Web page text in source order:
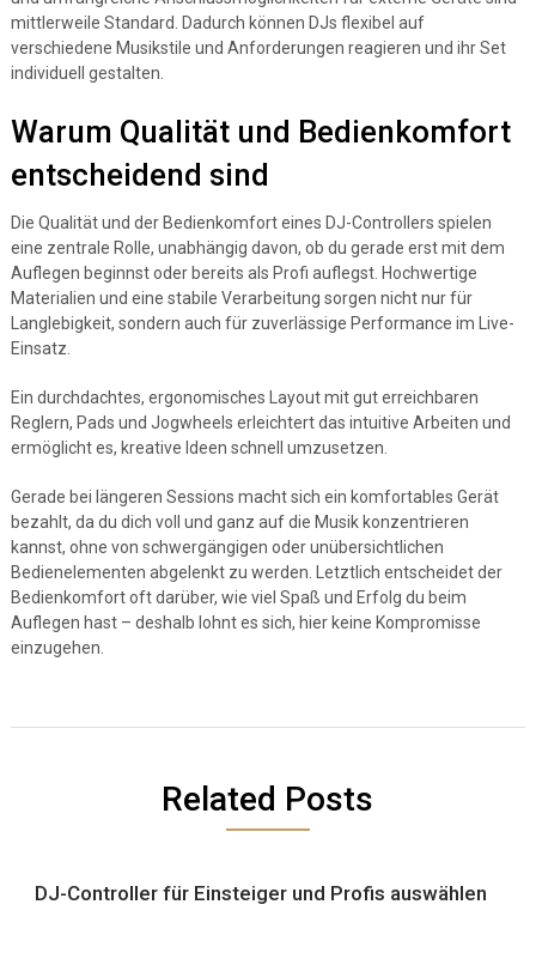
mittlerweile Standard. Dadurch können DJs flexibel auf
verschiedene Musikstile und Anforderungen reagieren und ihr Set
individuell gestalten.
Warum Qualität und Bedienkomfort
entscheidend sind
Die Qualität und der Bedienkomfort eines DJ-Controllers spielen
eine zentrale Rolle, unabhängig davon, ob du gerade erst mit dem
Auflegen beginnst oder bereits als Profi auflegst. Hochwertige
Materialien und eine stabile Verarbeitung sorgen nicht nur für
Langlebigkeit, sondern auch für zuverlässige Performance im Live-
Einsatz.
Ein durchdachtes, ergonomisches Layout mit gut erreichbaren
Reglern, Pads und Jogwheels erleichtert das intuitive Arbeiten und
ermöglicht es, kreative Ideen schnell umzusetzen.
Gerade bei längeren Sessions macht sich ein komfortables Gerät
bezahlt, da du dich voll und ganz auf die Musik konzentrieren
kannst, ohne von schwergängigen oder unübersichtlichen
Bedienelementen abgelenkt zu werden. Letztlich entscheidet der
Bedienkomfort oft darüber, wie viel Spaß und Erfolg du beim
Auflegen hast – deshalb lohnt es sich, hier keine Kompromisse
einzugehen.
Related Posts
DJ-Controller für Einsteiger und Profis auswählen